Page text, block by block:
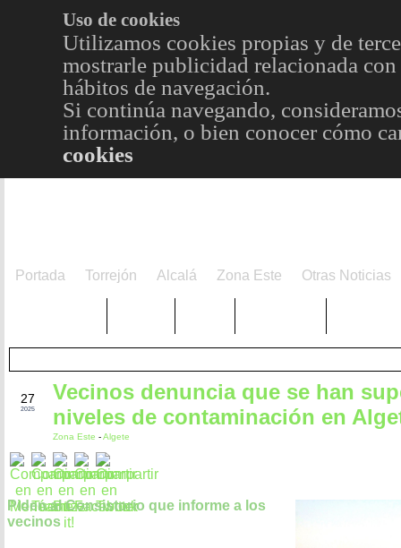
Uso de cookies
Utilizamos cookies propias y de
mostrarle publicidad relacionada
hábitos de navegación.
Si continúa navegando,
información, o bien conocer cómo
cookies
Portada Torrejón Alcalá Zona Este Otras Noticias
27
2025
Vecinos denuncia que se han
niveles de contaminación en
Zona Este -Algete
Piden al Consistorio que informe a los
vecinos